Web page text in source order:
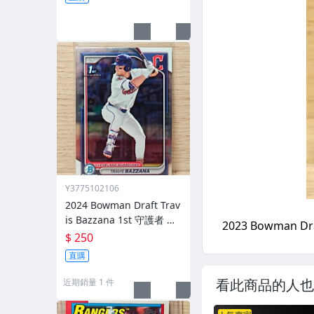
看此商品的人
Y3775102106
2024 Bowman Draft Trav
is Bazzana 1st 守護者 澳
洲狀元
$ 250
直購
近期銷量 1 件